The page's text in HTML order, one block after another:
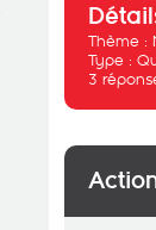
Thème :
Type :
3